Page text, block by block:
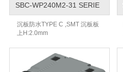
SBC-WP240M2-31 SERIE
沉板防水TYPE C ,SMT 沉板板
上H:2.0mm